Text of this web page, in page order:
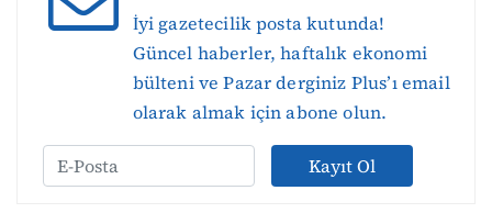
İyi gazetecilik posta kutunda!
Güncel haberler, haftalık ekonomi
bülteni ve Pazar derginiz Plus’ı email
olarak almak için abone olun.
Kayıt Ol